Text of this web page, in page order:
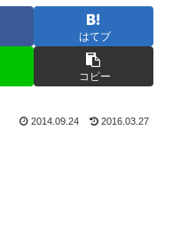
はてブ
コピー
2014.09.24 2016.03.27